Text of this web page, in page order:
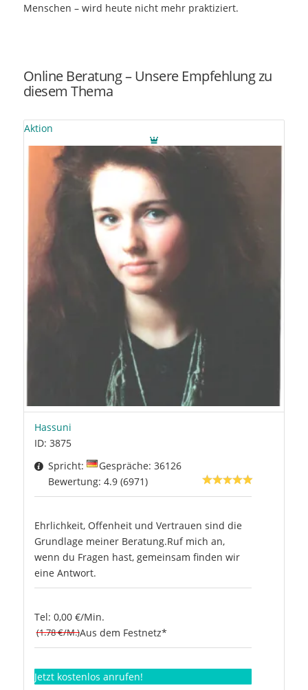
Menschen – wird heute nicht mehr praktiziert.
Online Beratung – Unsere Empfehlung zu
diesem Thema
Aktion
Hassuni
ID: 3875
Spricht:
Gespräche: 36126
Bewertung: 4.9 (6971)
Ehrlichkeit, Offenheit und Vertrauen sind die
Grundlage meiner Beratung.Ruf mich an,
wenn du Fragen hast, gemeinsam finden wir
eine Antwort.
Tel: 0,00 €/Min.
(1.78 €/M.)Aus dem Festnetz*
Jetzt kostenlos anrufen!